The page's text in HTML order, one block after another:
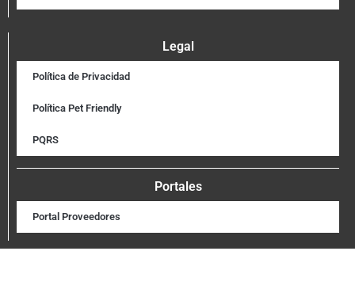
Legal
Política de Privacidad
Política Pet Friendly
PQRS
Portales
Portal Proveedores